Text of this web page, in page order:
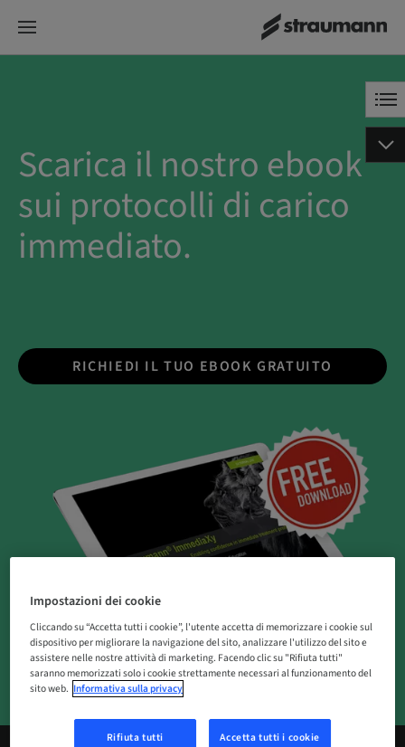
Scarica il nostro ebook
sui protocolli di carico
immediato.
RICHIEDI IL TUO EBOOK GRATUITO
Impostazioni dei cookie
Cliccando su “Accetta tutti i cookie”, l'utente accetta di memorizzare i cookie sul
dispositivo per migliorare la navigazione del sito, analizzare l'utilizzo del sito e
assistere nelle nostre attività di marketing. Facendo clic su "Rifiuta tutti"
saranno memorizzati solo i cookie strettamente necessari al funzionamento del
sito web. Informativa sulla privacy
Rifiuta tutti Accetta tutti i cookie